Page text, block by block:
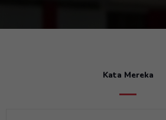
Kata Mereka